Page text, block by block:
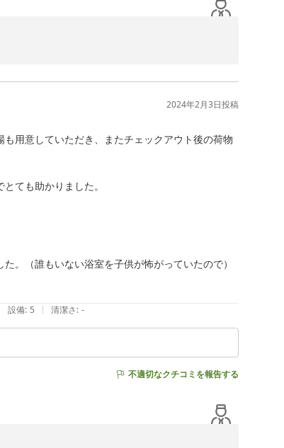
い致します。
2024年2月3日投稿
用意していただき、またチェックアウト後の荷物
ても助かりました。
。（誰もいない浴室を子供が怖がっていたので）
設備: 5 | 清潔さ: -
不適切なクチコミを報告する